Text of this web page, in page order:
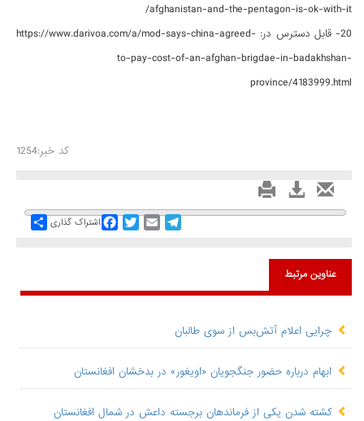
afghanistan-and-the-pentagon-is-ok-with-it/
20- قابل دسترس در: https://www.darivoa.com/a/mod-says-china-agreed-
to-pay-cost-of-an-afghan-brigdae-in-badakhshan-
province/4183999.html
کد خبر:1254
Share اشتراک گذاری
FacebookTwitterEmail
Telegram
عناوین مرتبط
چرایی اعلام آتش‌بس از سوی طالبان
ابهام درباره حضور جنگجویان «اویغور» در بدخشان افغانستان
کشته شدن یکی از فرماندهان برجسته داعش در شمال افغانستان